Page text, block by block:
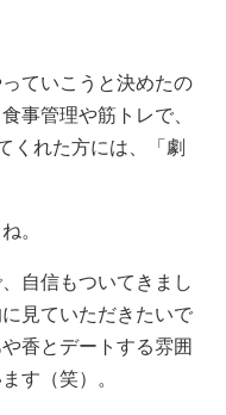
ていこうと決めたの
事管理や筋トレで、
くれた方には、「劇
。
自信もついてきまし
見ていただきたいで
香とデートする雰囲
す（笑）。